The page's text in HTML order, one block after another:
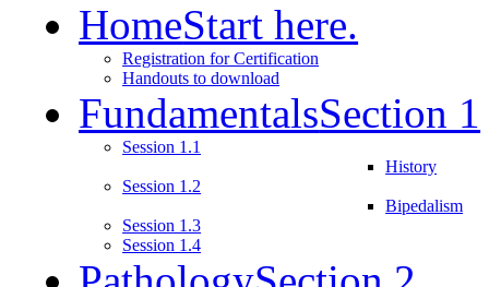
HomeStart here.
Registration for Certification
Handouts to download
FundamentalsSection 1
Session 1.1
History
Session 1.2
Bipedalism
Session 1.3
Session 1.4